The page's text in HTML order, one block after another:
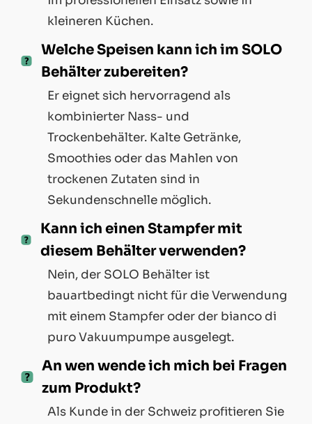
kleineren Küchen.
Welche Speisen kann ich im SOLO
Behälter zubereiten?
Er eignet sich hervorragend als
kombinierter Nass- und
Trockenbehälter. Kalte Getränke,
Smoothies oder das Mahlen von
trockenen Zutaten sind in
Sekundenschnelle möglich.
Kann ich einen Stampfer mit
diesem Behälter verwenden?
Nein, der SOLO Behälter ist
bauartbedingt nicht für die Verwendung
mit einem Stampfer oder der bianco di
puro Vakuumpumpe ausgelegt.
An wen wende ich mich bei Fragen
zum Produkt?
Als Kunde in der Schweiz profitieren Sie